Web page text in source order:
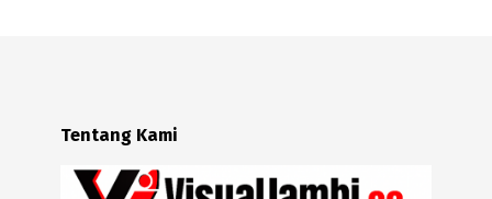
Tentang Kami